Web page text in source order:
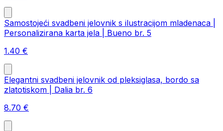
Samostojeći svadbeni jelovnik s ilustracijom mladenaca |
Personalizirana karta jela | Bueno br. 5
1.40 €
Elegantni svadbeni jelovnik od pleksiglasa, bordo sa
zlatotiskom | Dalia br. 6
8.70 €